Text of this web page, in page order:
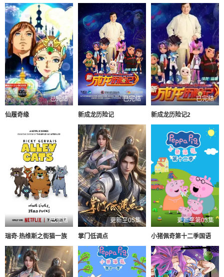
已完结
仙履奇缘
已完结
新成龙历险记
已完结
新成龙历险记2
已完结
瑞奇·热维斯之街猫一族
更新至05集
掌门低调点
更新至第03集
小猪佩奇第十二季国语